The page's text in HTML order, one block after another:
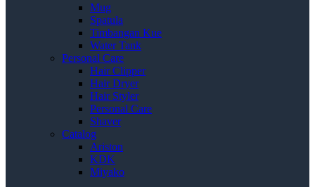
Mug
Spatula
Timbangan Kue
Water Tank
Personal Care
Hair Clipper
Hair Dryer
Hair Styler
Personal Care
Shaver
Catalog
Ariston
KDK
Miyako